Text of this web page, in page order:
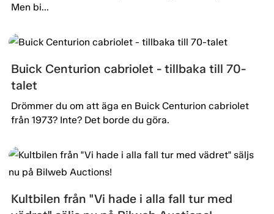
Men bi...
Buick Centurion cabriolet - tillbaka till 70-
talet
Drömmer du om att äga en Buick Centurion cabriolet
från 1973? Inte? Det borde du göra.
Kultbilen från "Vi hade i alla fall tur med